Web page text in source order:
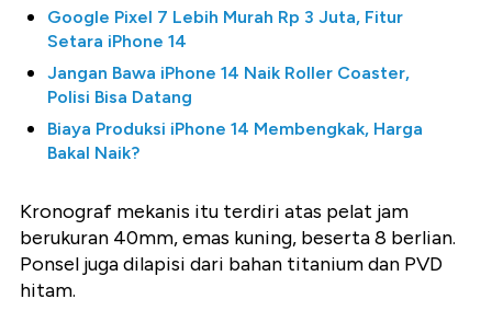
Google Pixel 7 Lebih Murah Rp 3 Juta, Fitur
Setara iPhone 14
Jangan Bawa iPhone 14 Naik Roller Coaster,
Polisi Bisa Datang
Biaya Produksi iPhone 14 Membengkak, Harga
Bakal Naik?
Kronograf mekanis itu terdiri atas pelat jam
berukuran 40mm, emas kuning, beserta 8 berlian.
Ponsel juga dilapisi dari bahan titanium dan PVD
hitam.